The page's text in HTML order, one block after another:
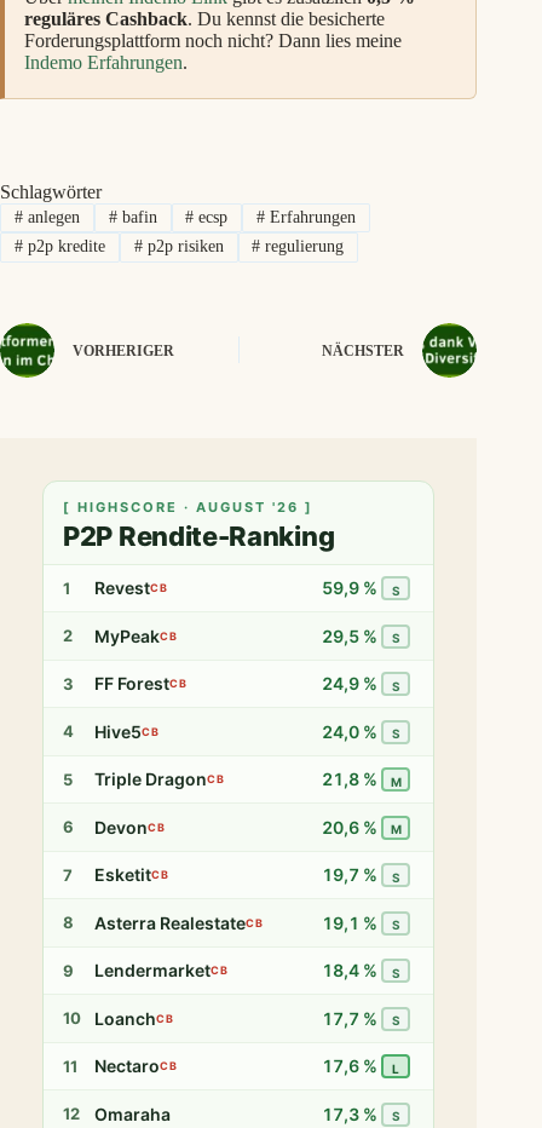
reguläres Cashback. Du kennst die besicherte
Forderungsplattform noch nicht? Dann lies meine
Indemo Erfahrungen.
Schlagwörter
#anlegen #bafin # ecsp # Erfahrungen
#p2p kredite #p2p risiken # regulierung
VORHERIGER NÄCHSTER
[ HIGHSCORE · AUGUST '26 ]
P2P Rendite-Ranking
1 RevestCB 59,9 % S
2 MyPeakCB 29,5 % S
3 FF ForestCB 24,9 % S
4 Hive5CB 24,0 % S
5 Triple DragonCB 21,8 % M
6 DevonCB 20,6 % M
7 EsketitCB 19,7 % S
8 Asterra RealestateCB 19,1 % S
9 LendermarketCB 18,4 % S
10 LoanchCB 17,7 % S
11 NectaroCB 17,6 % L
12 Omaraha 17,3 % S